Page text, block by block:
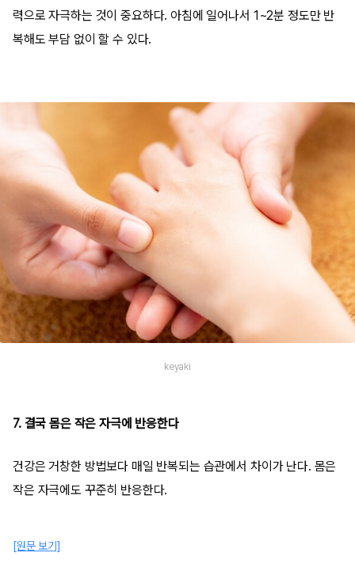
력으로 자극하는 것이 중요하다. 아침에 일어나서 1~2분 정도만 반
복해도 부담 없이 할 수 있다.
keyaki
7. 결국 몸은 작은 자극에 반응한다
건강은 거창한 방법보다 매일 반복되는 습관에서 차이가 난다. 몸은
작은 자극에도 꾸준히 반응한다.
[원문 보기]